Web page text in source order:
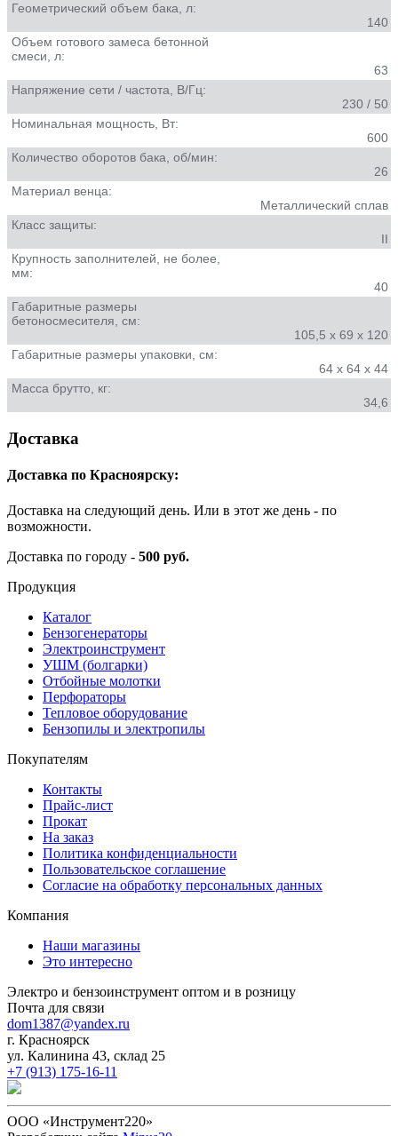
Геометрический объем бака, л:
140
Объем готового замеса бетонной
смеси, л:
63
Напряжение сети / частота, В/Гц:
230 / 50
Номинальная мощность, Вт:
600
Количество оборотов бака, об/мин:
26
Материал венца:
Металлический сплав
Класс защиты:
II
Крупность заполнителей, не более,
мм:
40
Габаритные размеры
бетоносмесителя, см:
105,5 х 69 х 120
Габаритные размеры упаковки, см:
64 х 64 х 44
Масса брутто, кг:
34,6
Доставка
Доставка по Красноярску:
Доставка на следующий день. Или в этот же день - по
возможности.
Доставка по городу - 500 руб.
Продукция
Каталог
Бензогенераторы
Электроинструмент
УШМ (болгарки)
Отбойные молотки
Перфораторы
Тепловое оборудование
Бензопилы и электропилы
Покупателям
Контакты
Прайс-лист
Прокат
На заказ
Политика конфиденциальности
Пользовательское соглашение
Согласие на обработку персональных данных
Компания
Наши магазины
Это интересно
Электро и бензоинструмент оптом и в розницу
Почта для связи
dom1387@yandex.ru
г. Красноярск
ул. Калинина 43, склад 25
+7 (913) 175-16-11
ООО «Инструмент220»